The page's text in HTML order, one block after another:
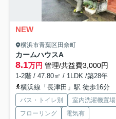
NEW
横浜市青葉区田奈町
カームハウスA
8.1万円 管理/共益費3,000円
1-2階 / 47.80㎡ / 1LDK /築28年
横浜線「長津田」駅 徒歩16分
バス・トイレ別 室内洗濯機置場
フローリング
電気有